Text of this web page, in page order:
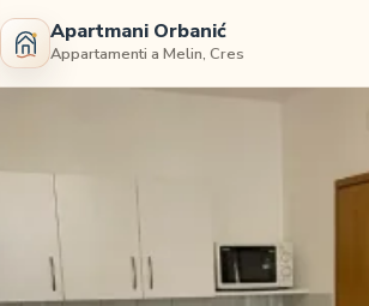
Apartmani Orbanić
Appartamenti a Melin, Cres